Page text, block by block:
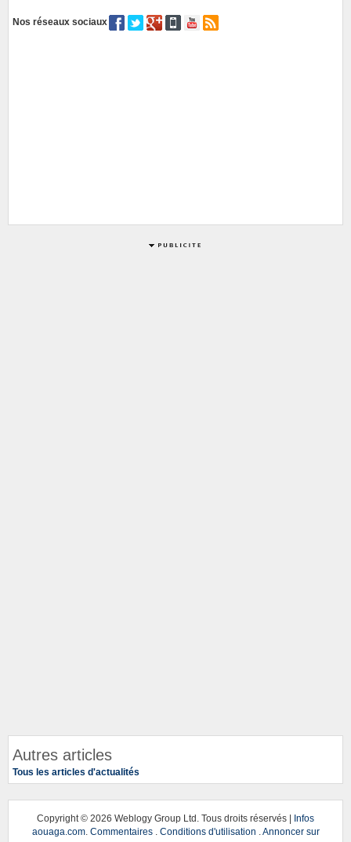
Nos réseaux sociaux
Autres articles
Tous les articles d'actualités
Copyright © 2026 Weblogy Group Ltd. Tous droits réservés | Infos
aouaga.com. Commentaires. Conditions d'utilisation
Annoncer sur